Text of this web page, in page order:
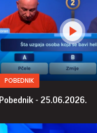
POBEDNIK
Pobednik - 25.06.2026.